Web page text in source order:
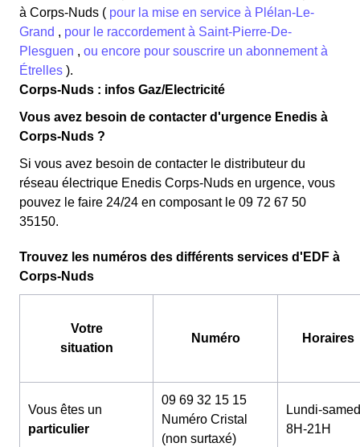
à Corps-Nuds ( pour la mise en service à Plélan-Le-
Grand , pour le raccordement à Saint-Pierre-De-
Plesguen , ou encore pour souscrire un abonnement à
Étrelles ).
Corps-Nuds : infos Gaz/Electricité
Vous avez besoin de contacter d'urgence Enedis à
Corps-Nuds ?
Si vous avez besoin de contacter le distributeur du
réseau électrique Enedis Corps-Nuds en urgence, vous
pouvez le faire 24/24 en composant le 09 72 67 50
35150.
Trouvez les numéros des différents services d'EDF à
Corps-Nuds
Votre
situation
Numéro Horaires
Vous êtes un
particulier
09 69 32 15 15
Numéro Cristal
(non surtaxé)
Lundi-
8H-21H